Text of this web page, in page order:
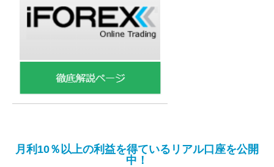
月利10％以上の利益を得ているリアル口座を公開
中！